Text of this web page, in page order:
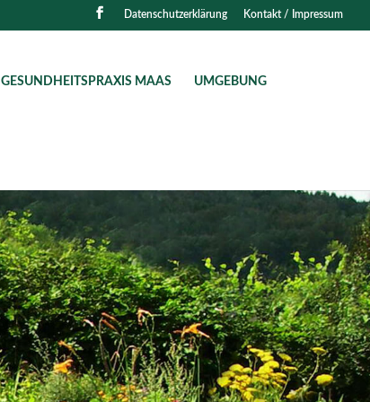
Datenschutzerklärung Kontakt / Impressum
GESUNDHEITSPRAXIS MAAS UMGEBUNG